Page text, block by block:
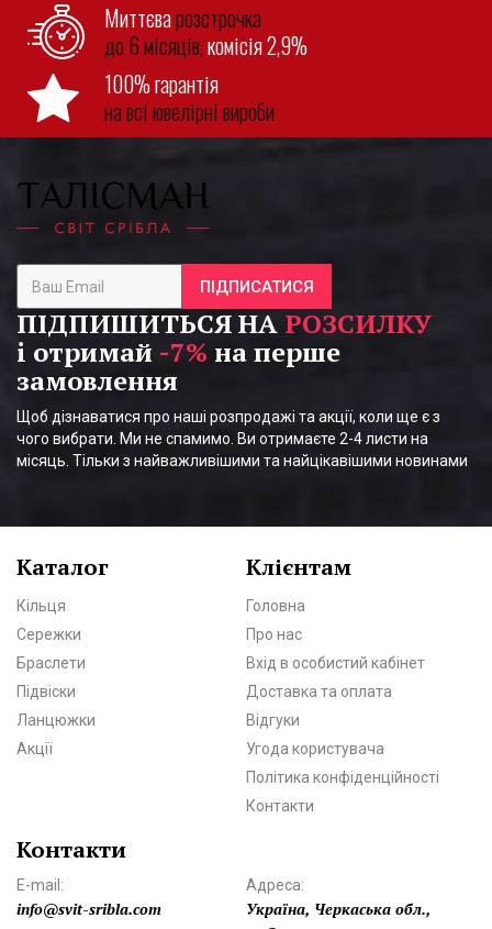
Миттєварозстрочка
до 6 місяців,комісія 2,9%
100% гарантія
на всі ювелірні вироби
ПІДПИСАТИСЯ
ПІДПИШИТЬСЯ НА РОЗСИЛКУ
і отримай -7% на перше
замовлення
Щоб дізнаватися про наші розпродажі та акції, коли ще є з
чого вибрати. Ми не спамимо. Ви отримаєте 2-4 листи на
місяць. Тільки з найважливішими та найцікавішими новинами
Каталог
Кільця
Сережки
Браслети
Підвіски
Ланцюжки
Акції
Клієнтам
Головна
Про нас
Вхід в особистий кабінет
Доставка та оплата
Відгуки
Угода користувача
Політика конфіденційності
Контакти
Контакти
E-mail:
info@svit-sribla.com
Адреса:
Україна, Черкаська обл.,